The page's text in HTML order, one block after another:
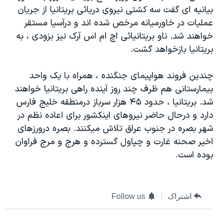
فرهنگ و زندگی
حقوق شهروندی
اقتصادی
اسرائیل در جنگ
گالری عکس
آرشیو پخش زنده
مستندها
انتخابات ریاست جمهوری آمریکا ۲۰۲۴
حمله جمهوری اسلامی به اسرائیل
ورزش زنان در ایران
اعتراضات زن، زندگی، آزادی
مجموعه مستندهای دادخواهی
تریبونال مردمی آبان ۹۸
دادگاه حمید نوری
اعتراضات مردمی آبان ۹۸
دنبال کنید
زبانهای مختلف
بيانيه ای گفت سه کشتی نيروی دريائی بريتانيا از جريان
عمليات در خاورميانه مرخص شده اند و درآسيا مستقر
خواهند شد. ناو بريتانيائی اچ ام اس آرک نيز بزودی ، به
بريتانيا بازخواهد گشت.
چندين فروند هواپيمای جنگنده ، همراه با يک واحد
بيمارستانی هم ظرف چند روز آينده راهی بريتانيا خواهند
شد. بريتانيا ، حدود ۴۵ هزار سرباز درمنطقه خليج فارس
دارد و درحال حاضر نيروهای اينکشور برای اعاده نظم در
شهر بصره در جنوب عراق تلاش ميکنند. بصره درورزهای
اخير صحنه غارت و چپاول گسترده و هرج و مرج فراوان
بوده است.
اشتراک Follow us